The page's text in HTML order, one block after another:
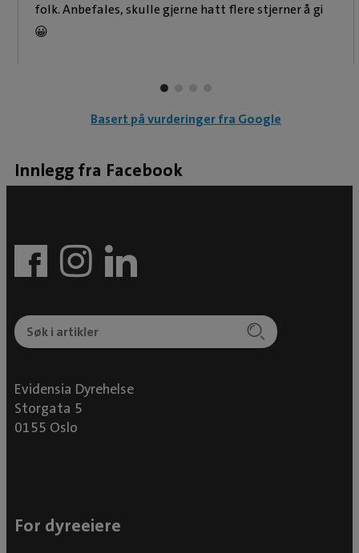
folk. Anbefales, skulle gjerne hatt flere stjerner å gi
😀
Basert på vurderinger fra Google
Innlegg fra Facebook
Evidensia Dyrehelse
Storgata 5
0155 Oslo
For dyreeiere